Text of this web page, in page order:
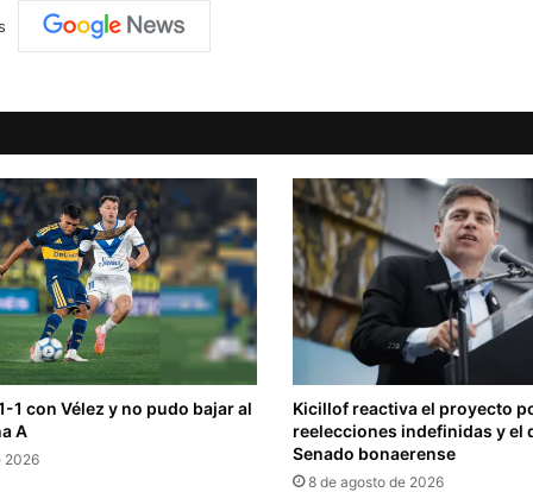
1 con Vélez y no pudo bajar al
A
2026
Kicillof reactiva el proyecto
reelecciones indefinidas y el
Senado bonaerense
8 de agosto de 2026